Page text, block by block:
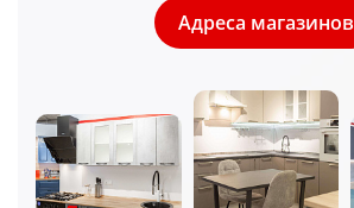
Адреса магазинов